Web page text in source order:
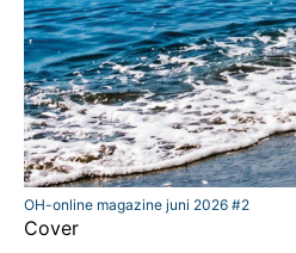
OH-online magazine juni 2026 #2
Cover